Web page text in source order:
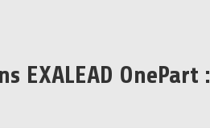
EXALEAD OnePart :